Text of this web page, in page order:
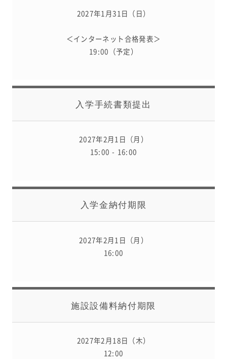
2027年1月31日（日）
＜インターネット合格発表＞
19:00（予定）
入学手続書類提出
2027年2月1日（月）
15:00 - 16:00
入学金納付期限
2027年2月1日（月）
16:00
施設設備料納付期限
2027年2月18日（木）
12:00